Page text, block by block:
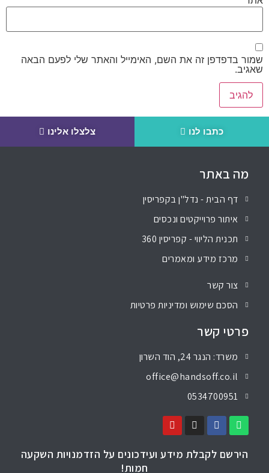
שמור בדפדפן זה את השם, האימייל והאתר שלי לפעם הבאה
שאגיב.
כתבו לנו צלצלו אלינו
מה באתר
דף הבית - נדל"ן בקפריסין
איתור פרוייקטים ונכסים
תכנית הליווי - קפריסין 360
מרכז מידע ומאמרים
צור קשר
הסכם שימוש ומדיניות פרטיות
פרטי קשר
משרד: הנגר 24, הוד השרון
office@handsoff.co.il
0534700951
הירשם לקבלת מידע ועידכונים על הזדמנויות השקעה
חמות!